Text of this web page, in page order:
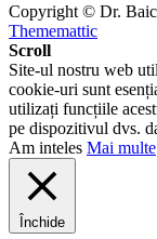
Copyright © Dr.
Thememattic
Scroll
Site-ul nostru web
cookie-uri sunt
utilizați funcțiile
pe dispozitivul dvs.
Am inteles Mai multe
Închide